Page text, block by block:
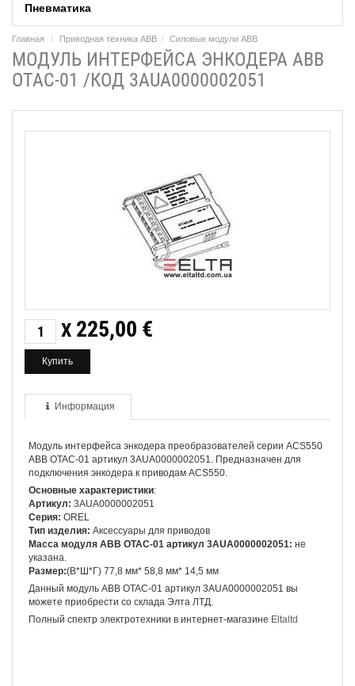
Пневматика
Главная Приводная техника ABB Силовые модули ABB
МОДУЛЬ ИНТЕРФЕЙСА ЭНКОДЕРА ABB
OTAC-01 /КОД 3AUA0000002051
X 225,00 €
Информация
Модуль интерфейса энкодера преобразователей серии ACS550
ABB OTAC-01 артикул 3AUA0000002051. Предназначен для
подключения энкодера к приводам ACS550.
Основные характеристики:
Артикул: 3AUA0000002051
Серия: OREL
Тип изделия: Аксессуары для приводов
Масса модуля ABB OTAC-01 артикул 3AUA0000002051: не
указана.
Размер:(В*Ш*Г) 77,8 мм* 58,8 мм* 14,5 мм
Данный модуль ABB OTAC-01 артикул 3AUA0000002051 вы
можете приобрести со склада Элта ЛТД.
Полный спектр электротехники в интернет-магазине Eltaltd